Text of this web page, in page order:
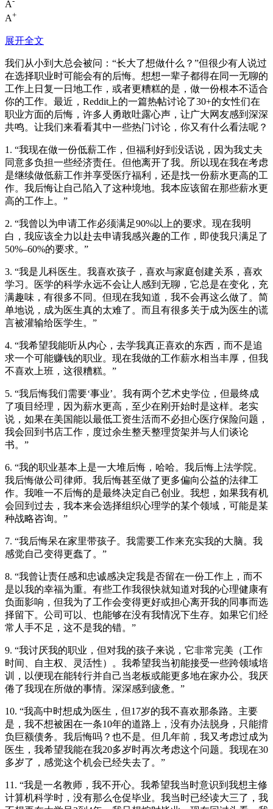
A
A+
展开全文
我们从小到大总会被问：“长大了想做什么？”但很少有人说过
在选择职业时可能会有的后悔。想想一辈子都得在同一无聊的
工作上日复一日地工作，或者更糟糕的是，做一份根本不适合
你的工作。最近，Reddit上的一篇热帖讨论了30+的女性们在
职业方面的后悔，许多人勇敢吐露心声，让广大网友感到深深
共鸣。让我们来看看其中一些热门讨论，你又有什么看法呢？
1. “我现在做一份低薪工作，但福利好到没话说，因为我丈夫
同意多负担一些经济责任。但他离开了我。所以现在我在考虑
是继续做低薪工作并享受医疗福利，还是找一份薪水更高的工
作。我后悔让自己陷入了这种境地。我本应该留在那些薪水更
高的工作上。”
2. “我曾以为申请工作必须满足90%以上的要求。现在我明
白，我应该全力以赴去申请我感兴趣的工作，即使我只满足了
50%–60%的要求。”
3. “我是儿科医生。我喜欢孩子，喜欢与家庭创建关系，喜欢
学习。医学的科学永远不会让人感到无聊，它总是在变化，充
满趣味，有很多不同。但现在我知道，我不会再这么做了。简
单地说，成为医生真的太难了。而且有很多关于成为医生的谎
言被灌输给医学生。”
4. “我希望我能听从内心，去学我真正喜欢的东西，而不是追
求一个可能赚钱的职业。现在我做的工作薪水相当丰厚，但我
不喜欢上班，这很糟糕。”
5. “我后悔我们需要‘事业’。我有两个艺术史学位，但最终成
了项目经理，因为薪水更高，至少在刚开始时是这样。老实
说，如果在美国能以最低工资生活而不必担心医疗保险问题，
我会回到书店工作，度过余生整天整理货架并与人们谈论
书。”
6. “我的职业基本上是一大堆后悔，哈哈。我后悔上法学院。
我后悔做公司律师。我后悔甚至做了更多偏向公益的法律工
作。我唯一不后悔的是最终决定自己创业。我想，如果我有机
会回到过去，我本来会选择组织心理学的某个领域，可能是某
种战略咨询。”
7. “我后悔呆在家里带孩子。我需要工作来充实我的大脑。我
感觉自己变得更蠢了。”
8. “我曾让责任感和忠诚感决定我是否留在一份工作上，而不
是以我的幸福为重。有些工作我很快就知道对我的心理健康有
负面影响，但我为了工作会变得更好或担心离开我的同事而选
择留下。公司可以、也能够在没有我情况下生存。如果它们经
常人手不足，这不是我的错。”
9. “我讨厌我的职业，但对我的孩子来说，它非常完美（工作
时间、自主权、灵活性）。我希望我当初能接受一些跨领域培
训，以便现在能转行并自己当老板或能更多地在家办公。我厌
倦了我现在所做的事情。深深感到疲惫。”
10. “我高中时想成为医生，但17岁的我不喜欢那条路。主要
是，我不想被困在一条10年的道路上，没有办法脱身，只能揹
负巨额债务。我后悔吗？也不是。但几年前，我又考虑过成为
医生，我希望我能在我20多岁时再次考虑这个问题。我现在30
多岁了，感觉这个机会已经失去了。”
11. “我是一名教师，我不开心。我希望我当时意识到我想主修
计算机科学时，没有那么仓促毕业。我当时已经读大三了，我